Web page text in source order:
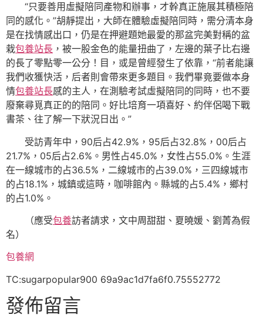
“只要善用虛擬陪同產物和辦事，才幹真正施展其積極陪
同的感化。”胡靜提出，大師在體驗虛擬陪同時，需分清本身
是在找情感出口，仍是在押避題她最愛的那盆完美對稱的盆
栽包養站長 ，被一股金色的能量扭曲了，左邊的葉子比右邊
的長了零點零一公分！目，或是曾經發生了依靠，“前者能讓
我們收獲快活，后者則會帶來更多題目。我們畢竟要做本身
情包養站長感的主人，在測驗考試虛擬陪同的同時，也不要
廢棄尋覓真正的的陪同。好比培育一項喜好、約伴侶喝下戰
書茶、往了解一下狀況日出。”
受訪青年中，90后占42.9%，95后占32.8%，00后占
21.7%，05后占2.6%。男性占45.0%，女性占55.0%。生涯
在一線城市的占36.5%，二線城市的占39.0%，三四線城市
的占18.1%，城鎮或這時，咖啡館內。縣城的占5.4%，鄉村
的占1.0%。
（應受包養訪者請求，文中周甜甜、夏曉媛、劉菁為假
名）
包養網
TC:sugarpopular900 69a9ac1d7fa6f0.75552772
發佈留言